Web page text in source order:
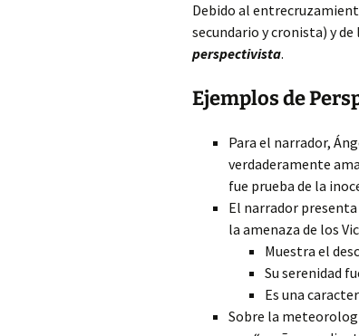
Debido al
secundario y cronista) y
perspectivista.
Ejemplos de
Para el narrador,
verdaderamente
fue prueba de la
El narrador
la amenaza de los
Muestra el
Su serenidad
Es una
Sobre la